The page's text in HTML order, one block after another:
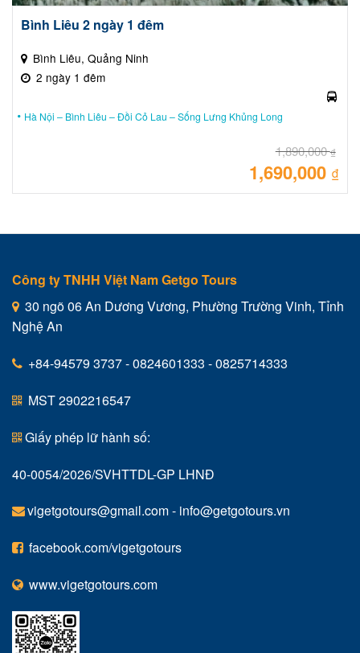
Bình Liêu 2 ngày 1 đêm
Bình Liêu, Quảng Ninh
2 ngày 1 đêm
Hà Nội – Bình Liêu – Đồi Cỏ Lau – Sống Lưng Khủng Long
1,890,000₫
gốc
1,690,000 ₫
Giá
Công ty TNHH Việt Nam Getgo Tours
30 ngõ 06 An Dương Vương, Phường Trường Vinh, Tỉnh
Nghệ An
+84-94579 3737 - 0824601333 - 0825714333
MST 2902216547
Giấy phép lữ hành số:
40-0054/2026/SVHTTDL-GP LHNĐ
vigetgotours@gmail.com- info@getgotours.vn
facebook.com/vigetgotours
www.vigetgotours.com